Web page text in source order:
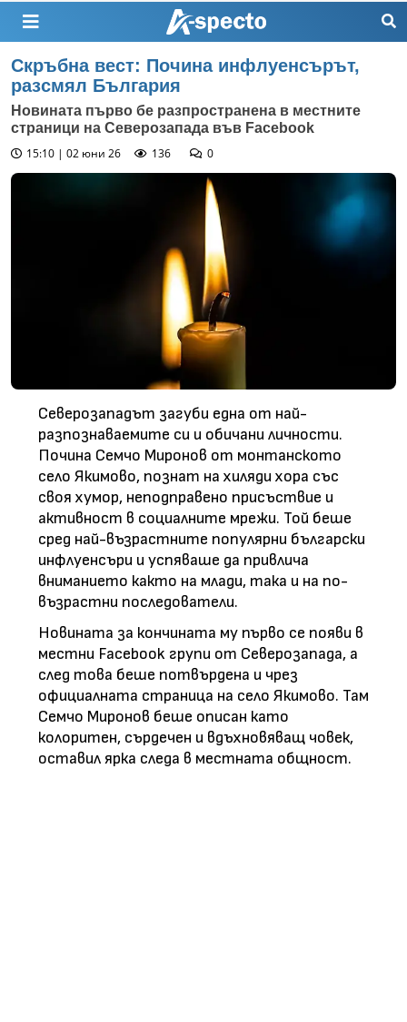
Скръбна вест: Почина инфлуенсърът,
разсмял България
Новината първо бе разпространена в местните
страници на Северозапада във Facebook
15:10 | 02 юни 26
136 0
Северозападът загуби една от най-
разпознаваемите си и обичани личности.
Почина Семчо Миронов от монтанското
село Якимово, познат на хиляди хора със
своя хумор, неподправено присъствие и
активност в социалните мрежи. Той беше
сред най-възрастните популярни български
инфлуенсъри и успяваше да привлича
вниманието както на млади, така и на по-
възрастни последователи.
Новината за кончината му първо се появи в
местни Facebook групи от Северозапада, а
след това беше потвърдена и чрез
официалната страница на село Якимово. Там
Семчо Миронов беше описан като
колоритен, сърдечен и вдъхновяващ човек,
оставил ярка следа в местната общност.